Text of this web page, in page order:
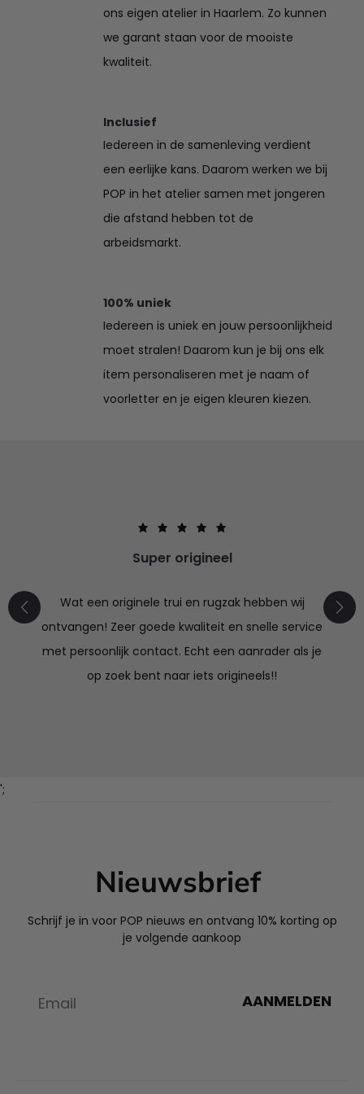
ons eigen atelier in Haarlem. Zo kunnen
we garant staan voor de mooiste
kwaliteit.
Inclusief
Iedereen in de samenleving verdient
een eerlijke kans. Daarom werken we bij
POP in het atelier samen met jongeren
die afstand hebben tot de
arbeidsmarkt.
100% uniek
Iedereen is uniek en jouw persoonlijkheid
moet stralen! Daarom kun je bij ons elk
item personaliseren met je naam of
voorletter en je eigen kleuren kiezen.
Super origineel
Wat een originele trui en rugzak hebben wij
ontvangen! Zeer goede kwaliteit en snelle service
met persoonlijk contact. Echt een aanrader als je
op zoek bent naar iets origineels!!
';
Nieuwsbrief
Schrijf je in voor POP nieuws en ontvang 10% korting op
je volgende aankoop
AANMELDEN